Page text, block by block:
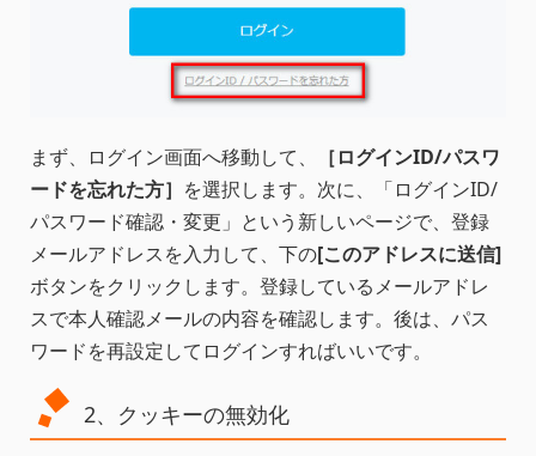
まず、ログイン画面へ移動して、
［ログインID/パスワ
ードを忘れた方］ を選択します。次に、「ログインID/
パスワード確認・変更」という新しいページで、登録
メールアドレスを入力して、下の[このアドレスに送信]
ボタンをクリックします。登録しているメールアドレ
スで本人確認メールの内容を確認します。後は、パス
ワードを再設定してログインすればいいです。
2、クッキーの無効化